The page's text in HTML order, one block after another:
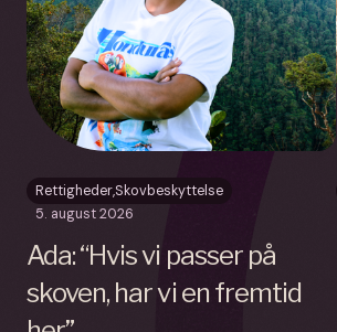
Rettigheder,Skovbeskyttelse
5. august 2026
Ada: “Hvis vi passer på
skoven, har vi en fremtid